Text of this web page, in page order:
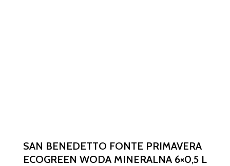
SAN BENEDETTO FONTE PRIMAVERA
ECOGREEN WODA MINERALNA 6×0,5 L